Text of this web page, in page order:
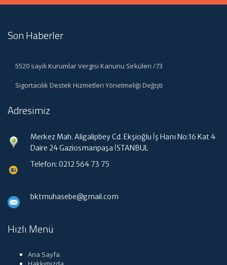
Son Haberler
5520 sayılı Kurumlar Vergisi Kanunu Sirküleri /73
Sigortacılık Destek Hizmetleri Yönetmeliği Değişti
Adresimiz
Merkez Mah. Aligalipbey Cd. Ekşioğlu İş Hanı No:16 Kat 4
Daire 24 Gaziosmanpaşa İSTANBUL
Telefon: 0212 564 73 75
bktmuhasebe@gmail.com
Hızlı Menü
Ana Sayfa